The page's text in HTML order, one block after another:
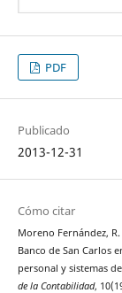
PDF
Publicado
2013-12-31
Cómo citar
Moreno Fernández,
Banco de San Carlos
personal y sistemas
de la Contabilidad,